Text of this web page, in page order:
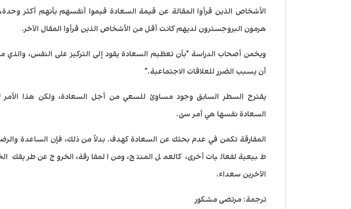
الأشخاص الذين قرأوا المقالة عن قيمة السعادة قيموا أنفسهم بأنهم أكثر
هرمون البروجسترون لديهم كانت أقل من الأشخاص الذين قرأوا المقال الآخر.
ويخمن أصحاب الدراسة “بأن تعظيم السعادة يقود إلى التركيز على النفس، والذي
أن يسبب الضرر للعلاقات الاجتماعية.”
يقترح السطر السابق وجود مساوئ للسعي من أجل السعادة، ولكن هذا الأمر
السعادة نفسها هي أمر سئ.
المفارقة تكمن في عدم بحثك عن السعادة كهدف. بدلاً من ذلك، فإن الساعدة
طبيعية لفعاليات أخرى، كالعمل المنتج، ومن المفارقة، الخروج عن طريقك
الآخرين سعداء.
ترجمة: مرتضى مشكور